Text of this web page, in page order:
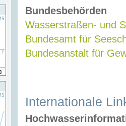
Bundesbehörden
Wasserstraßen- und
Bundesamt für
Bundesanstalt für
Internationale